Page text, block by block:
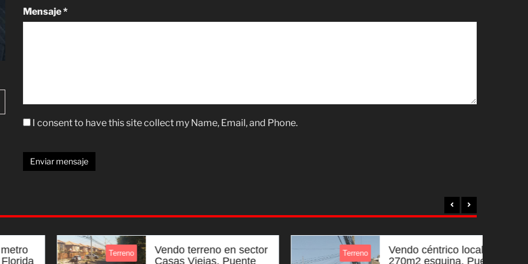
Mensaje *
I consent to have this site collect my Name, Email, and Phone.
Enviar mensaje
Terreno
Vendo terreno en sector
Casas Viejas, Puente
Terreno
Vendo céntrico local
270m2 esquina, Puente